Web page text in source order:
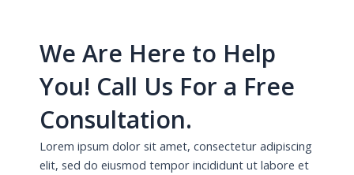
We Are Here to Help
You! Call Us For a Free
Consultation.
Lorem ipsum dolor sit amet, consectetur adipiscing
elit, sed do eiusmod tempor incididunt ut labore et